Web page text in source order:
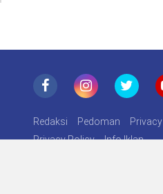
Redaksi Pedoman
Privacy
Privacy Policy
Info Iklan